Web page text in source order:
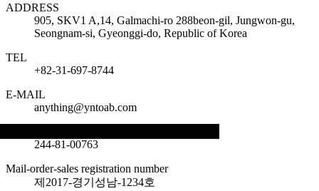
ADDRESS
905, SKV1 A,14, Galmachi-ro 288beon-gil, Jungwon-gu,
Seongnam-si, Gyeonggi-do, Republic of Korea
TEL
+82-31-697-8744
E-MAIL
anything@yntoab.com
244-81-00763
Mail-order-sales registration number
제2017-경기성남-1234호